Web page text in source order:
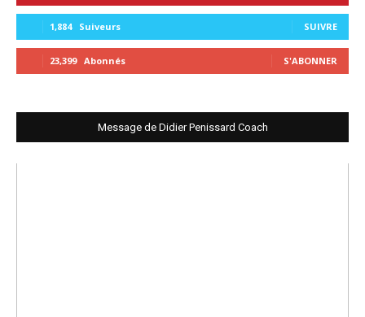
1,884 Suiveurs SUIVRE
23,399 Abonnés S'ABONNER
Message de Didier Penissard Coach